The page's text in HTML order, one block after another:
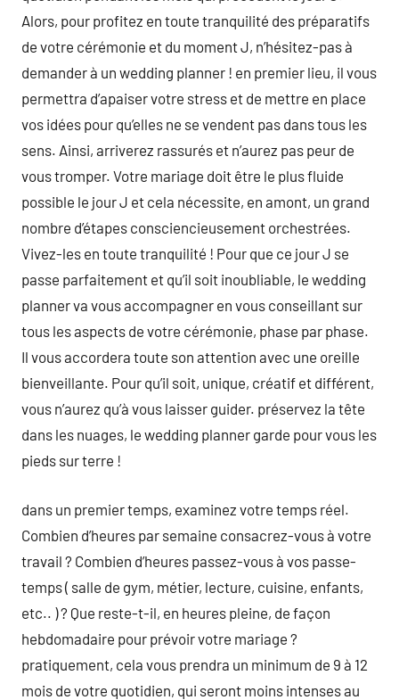
Alors, pour profitez en toute tranquilité des préparatifs
de votre cérémonie et du moment J, n’hésitez-pas à
demander à un wedding planner ! en premier lieu, il vous
permettra d’apaiser votre stress et de mettre en place
vos idées pour qu’elles ne se vendent pas dans tous les
sens. Ainsi, arriverez rassurés et n’aurez pas peur de
vous tromper. Votre mariage doit être le plus fluide
possible le jour J et cela nécessite, en amont, un grand
nombre d’étapes consciencieusement orchestrées.
Vivez-les en toute tranquilité ! Pour que ce jour J se
passe parfaitement et qu’il soit inoubliable, le wedding
planner va vous accompagner en vous conseillant sur
tous les aspects de votre cérémonie, phase par phase.
Il vous accordera toute son attention avec une oreille
bienveillante. Pour qu’il soit, unique, créatif et différent,
vous n’aurez qu’à vous laisser guider. préservez la tête
dans les nuages, le wedding planner garde pour vous les
pieds sur terre !
dans un premier temps, examinez votre temps réel.
Combien d’heures par semaine consacrez-vous à votre
travail ? Combien d’heures passez-vous à vos passe-
temps ( salle de gym, métier, lecture, cuisine, enfants,
etc.. ) ? Que reste-t-il, en heures pleine, de façon
hebdomadaire pour prévoir votre mariage ?
pratiquement, cela vous prendra un minimum de 9 à 12
mois de votre quotidien, qui seront moins intenses au